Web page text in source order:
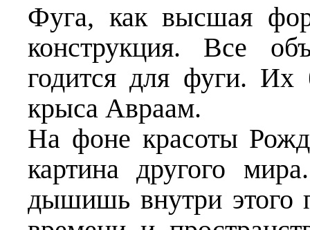
Фуга, как высшая
конструкция. Все
годится для фуги.
крыса Авраам.
На фоне красоты
картина другого
дышишь внутри этого